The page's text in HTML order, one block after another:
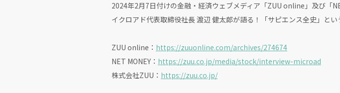
2024年2月7日付けの金融・経済ウェブメディア「ZUU online」及び「
イクロアド代表取締役社長 渡辺 健太郎が語る！「サピエンス全史」と
ZUU online： https://zuuonline.com/archives/274674
NET MONEY： https://zuu.co.jp/media/stock/interview-microad
株式会社ZUU： https://zuu.co.jp/